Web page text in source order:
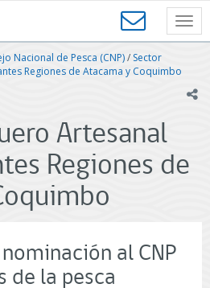
Nacional de Pesca (CNP)/ Sector
Regiones de Atacama y Coquimbo
Artesanal
Regiones de
al CNP
de la pesca